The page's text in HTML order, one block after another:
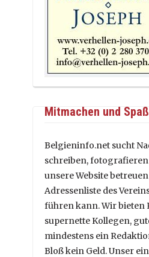
Mitmachen und
Belgieninfo.net sucht
schreiben,
unsere Website
Adressenliste des
führen kann. Wir bieten
supernette Kollegen,
mindestens ein
Bloß kein Geld. Unser